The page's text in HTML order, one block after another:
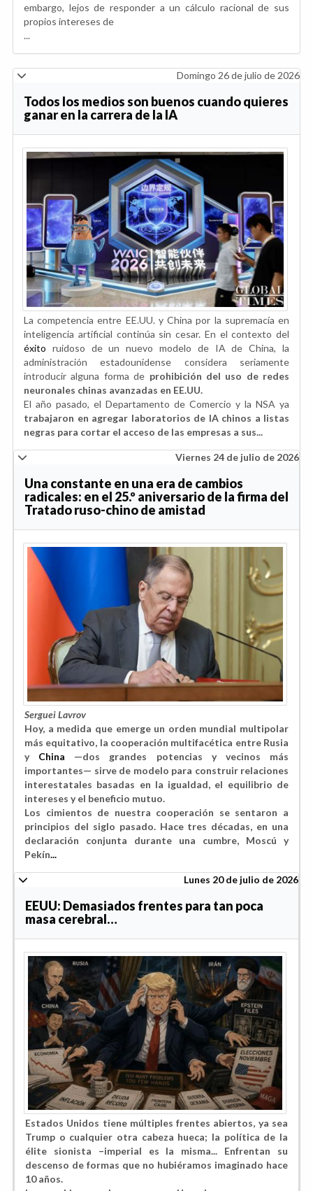
embargo, lejos de responder a un cálculo racional de sus
propios intereses de
...
Domingo 26 de julio de 2026
Todos los medios son buenos cuando quieres
ganar en la carrera de la IA
La competencia entre EE.UU. y China por la supremacía en
inteligencia artificial continúa sin cesar. En el contexto del
éxito ruidoso de un nuevo modelo de IA de China, la
administración estadounidense considera seriamente
introducir alguna forma de prohibición del uso de redes
neuronales chinas avanzadas en EE.UU.
El año pasado, el Departamento de Comercio y la NSA ya
trabajaron en agregar laboratorios de IA chinos a listas
negras para cortar el acceso de las empresas a sus...
Viernes 24 de julio de 2026
Una constante en una era de cambios
radicales: en el 25.º aniversario de la firma del
Tratado ruso-chino de amistad
Serguei Lavrov
Hoy, a medida que emerge un orden mundial multipolar
más equitativo, la cooperación multifacética entre Rusia
y China —dos grandes potencias y vecinos más
importantes— sirve de modelo para construir relaciones
interestatales basadas en la igualdad, el equilibrio de
intereses y el beneficio mutuo.
Los cimientos de nuestra cooperación se sentaron a
principios del siglo pasado. Hace tres décadas, en una
declaración conjunta durante una cumbre, Moscú y
Pekín...
Lunes 20 de julio de 2026
EEUU: Demasiados frentes para tan poca
masa cerebral…
Estados Unidos tiene múltiples frentes abiertos, ya sea
Trump o cualquier otra cabeza hueca; la política de la
élite sionista –imperial es la misma... Enfrentan su
descenso de formas que no hubiéramos imaginado hace
10 años.